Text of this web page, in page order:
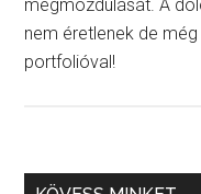
megmozdulását. A
nem éretlenek de még
portfolióval!